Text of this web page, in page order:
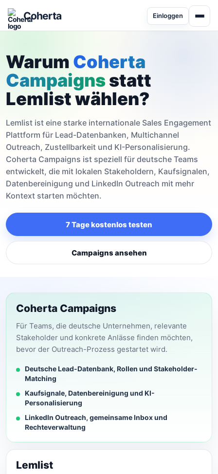
Coherta Einloggen
Warum Coherta
Campaignsstatt
Lemlist wählen?
Lemlist ist eine starke internationale Sales Engagement
Plattform für Lead-Datenbanken, Multichannel
Outreach, Zustellbarkeit und KI-Personalisierung.
Coherta Campaigns ist speziell für deutsche Teams
entwickelt, die mit lokalen Stakeholdern, Kaufsignalen,
Datenbereinigung und LinkedIn Outreach mit mehr
Kontext starten möchten.
7 Tage kostenlos testen
Campaigns ansehen
Coherta Campaigns
Für Teams, die deutsche Unternehmen, relevante
Stakeholder und konkrete Anlässe finden möchten,
bevor der Outreach-Prozess gestartet wird.
Deutsche Lead-Datenbank, Rollen und Stakeholder-
Matching
Kaufsignale, Datenbereinigung und KI-
Personalisierung
LinkedIn Outreach, gemeinsame Inbox und
Rechteverwaltung
Lemlist